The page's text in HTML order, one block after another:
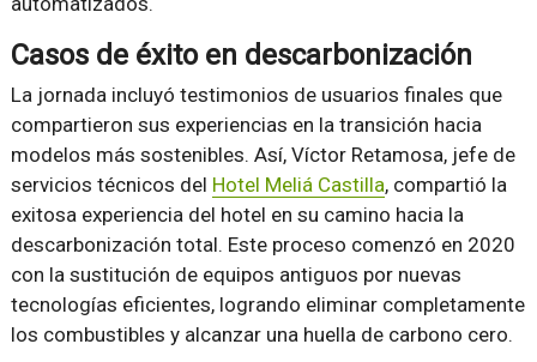
Casos de éxito en descarbonización
La jornada incluyó testimonios de usuarios finales que
compartieron sus experiencias en la transición hacia
modelos más sostenibles. Así, Víctor Retamosa, jefe de
servicios técnicos del Hotel Meliá Castilla, compartió la
exitosa experiencia del hotel en su camino hacia la
descarbonización total. Este proceso comenzó en 2020
con la sustitución de equipos antiguos por nuevas
tecnologías eficientes, logrando eliminar completamente
los combustibles y alcanzar una huella de carbono cero.